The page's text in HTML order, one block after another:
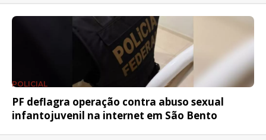
POLICIAL
PF deflagra operação contra abuso sexual
infantojuvenil na internet em São Bento